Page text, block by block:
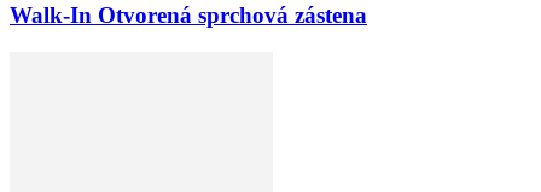
Walk-In Otvorená sprchová zástena